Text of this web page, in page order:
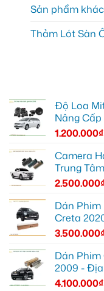
Sản phẩm khác
Thảm Lót Sàn
Độ Loa
Nâng
1.200.000₫
Camera
Trung
2.500.000
Dán Phim
Creta
3.500.000
Dán
2009 -
4.100.000₫